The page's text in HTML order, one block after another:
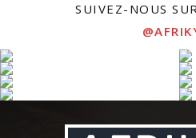
SUIVEZ-NOUS